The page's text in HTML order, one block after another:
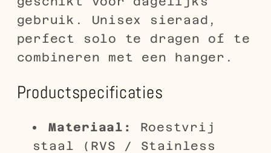
gebruik. Unisex sieraad,
perfect solo te dragen of te
combineren met een hanger.
Productspecificaties
Materiaal:
Roestvrij
staal (RVS / Stainless